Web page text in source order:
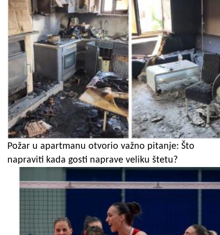
Požar u apartmanu otvorio važno pitanje: Što
napraviti kada gosti naprave veliku štetu?